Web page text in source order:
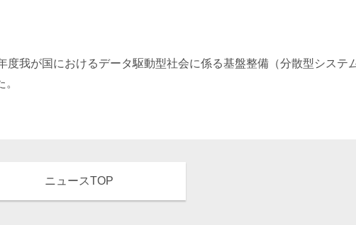
我が国におけるデータ駆動型社会に係る基盤整備（分散型システ
ニュースTOP